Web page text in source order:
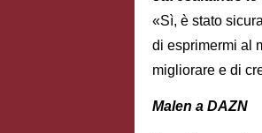
«Sì, è stato
di esprimermi al
migliorare e di
Malen a DAZN